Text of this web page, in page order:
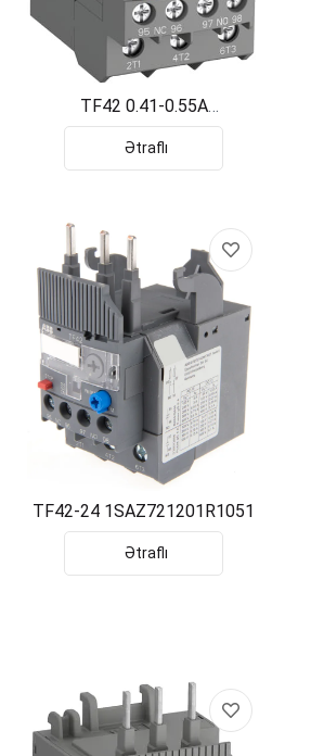
TF42 0.41-0.55A
1SAZ721201R1017
Ətraflı
TF42-24 1SAZ721201R1051
Ətraflı